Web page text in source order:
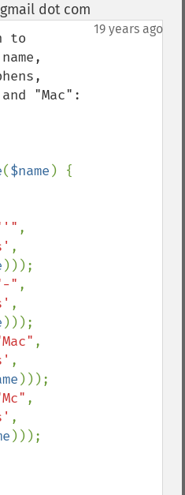
dot com
19 years ago
to
"Mac":
($name ) {
)));
"
)));
)));
)));